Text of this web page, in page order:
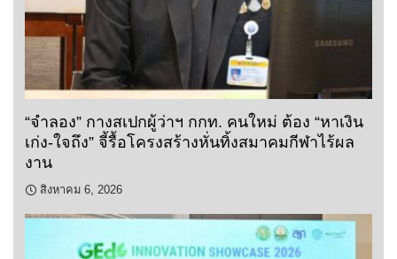
“จำลอง” กางสเปกผู้ว่าฯ กกท. คนใหม่ ต้อง “หาเงิน
เก่ง-ใจถึง” จี้รื้อโครงสร้างหั่นทิ้งสมาคมกีฬาไร้ผล
งาน
สิงหาคม 6, 2026